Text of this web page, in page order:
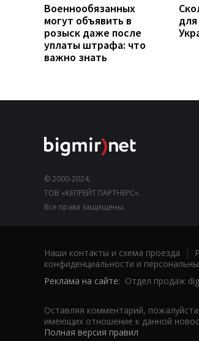
Военнообязанных
могут объявить в
розыск даже после
уплаты штрафа: что
важно знать
© 2000-2024,
ТОВ «КЕПРЕЙТ ПАРТНЕРС».
Все права защищены.
Наши контакты и схема проезда |
конфиденциальности и
Реклама на сайте: Отдел продаж
Оставляя комментарий,
имеющих отношение к данной
Полная версия правил